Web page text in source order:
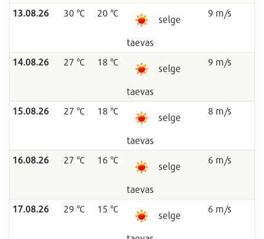
13.08.26 30 °C 20 °C
selge
taevas
9 m/s
14.08.26 27 °C 18 °C
selge
taevas
9 m/s
15.08.26 27 °C 18 °C
selge
taevas
8 m/s
16.08.26 27 °C 16 °C
selge
taevas
6 m/s
17.08.26 29 °C 15 °C
selge
6 m/s